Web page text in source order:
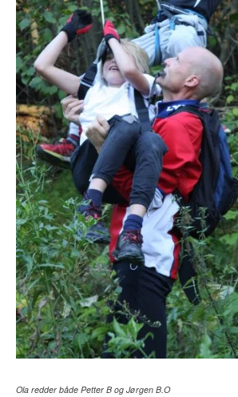
Ola redder både Petter B og Jørgen B.O